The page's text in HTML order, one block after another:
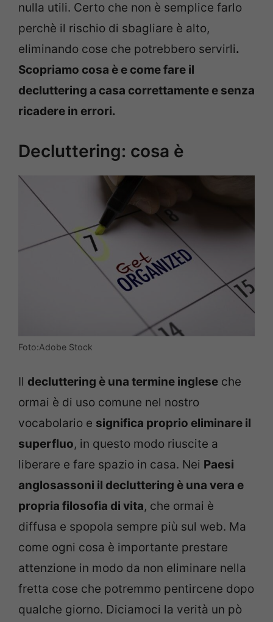
nulla utili. Certo che non è semplice farlo
perchè il rischio di sbagliare è alto,
eliminando cose che potrebbero servirli.
Scopriamo cosa è e come fare il
decluttering a casa correttamente e senza
ricadere in errori.
Decluttering: cosa è
Foto:Adobe Stock
Il decluttering è una termine inglese che
ormai è di uso comune nel nostro
vocabolario e significa proprio eliminare il
superfluo, in questo modo riuscite a
liberare e fare spazio in casa. Nei Paesi
anglosassoni il decluttering è una vera e
propria filosofia di vita, che ormai è
diffusa e spopola sempre più sul web. Ma
come ogni cosa è importante prestare
attenzione in modo da non eliminare nella
fretta cose che potremmo pentircene dopo
qualche giorno. Diciamoci la verità un pò